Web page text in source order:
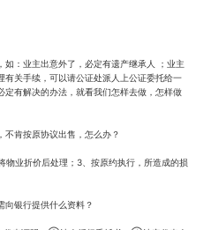
：业主出意外了，必定有遗产继承人 ；业主
关手续，可以请公证处派人上公证委托给一
有解决的办法，就看我们怎样去做，怎样做
不肯按原协议出售，怎么办？
物业折价后处理；3、按原约执行，所造成的损
向银行提供什么资料？